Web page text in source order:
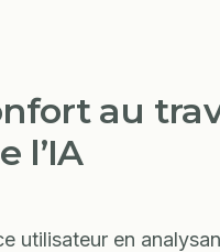
au
l’IA
utilisateur en